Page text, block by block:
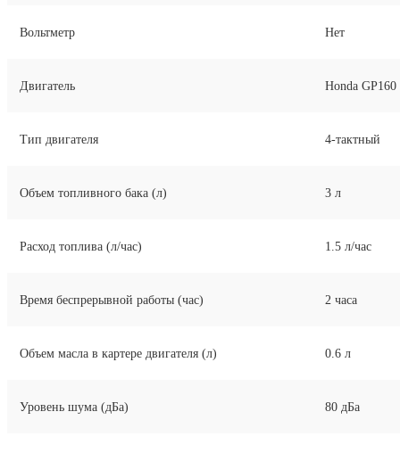
Вольтметр Нет
Двигатель Honda GP160
Тип двигателя 4-тактный
Объем топливного бака (л) 3 л
Расход топлива (л/час) 1.5 л/час
Время беспрерывной работы (час) 2 часа
Объем масла в картере двигателя (л) 0.6 л
Уровень шума (дБа) 80 дБа